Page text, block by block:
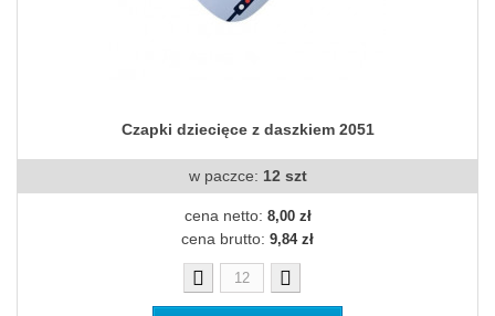
Czapki dziecięce z daszkiem 2051
w paczce: 12 szt
cena netto: 8,00 zł
cena brutto: 9,84 zł